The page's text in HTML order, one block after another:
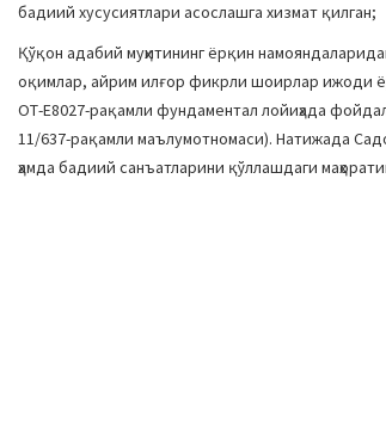
бадиий хусусиятлари асослашга хизмат қилган;
Қўқон адабий муҳитининг ёрқин
оқимлар, айрим илғор фикрли шоирлар ижоди
ОТ-Е8027-рақамли фундаментал лойиҳада
11/637-рақамли маълумотномаси). Натижада
ҳамда бадиий санъатларини қўллашдаги